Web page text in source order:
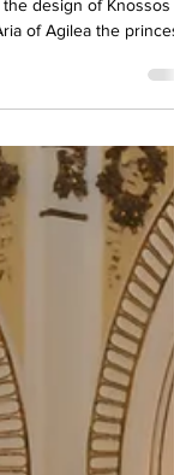
with the white
of Agilea the